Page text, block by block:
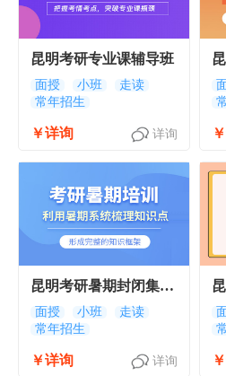
昆明考研专业课辅导班
面授 小班
走读
常年招生
￥详询 详询
昆明考研暑期封闭集训
营
面授 小班
走读
常年招生
￥详询 详询